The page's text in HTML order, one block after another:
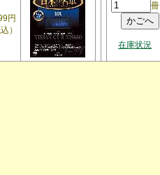
円
）
冊
在庫状況